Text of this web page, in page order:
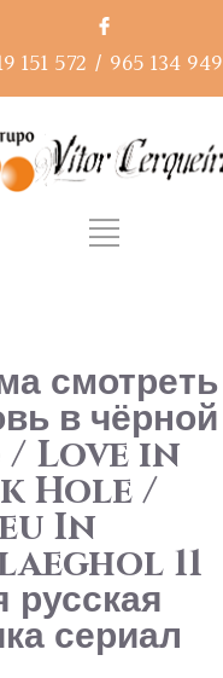
151 572 / 965 134 949
смотреть
в чёрной
/ Love in
Hole /
In
11
русская
сериал